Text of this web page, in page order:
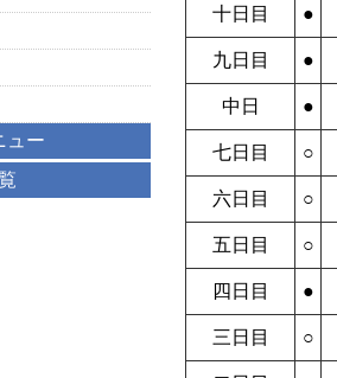
十日目 ●
九日目 ●
中日 ●
七日目 ○
六日目 ○
五日目 ○
四日目 ●
三日目 ○
ュー